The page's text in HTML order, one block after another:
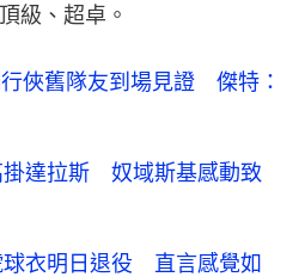
級、超卓。
俠舊隊友到場見證 傑特：
掛達拉斯 奴域斯基感動致
球衣明日退役 直言感覺如